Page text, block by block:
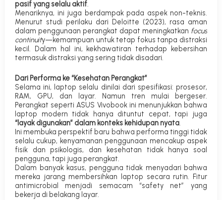
pasif yang selalu aktif.
Menariknya, ini juga berdampak pada aspek non-teknis.
Menurut studi perilaku dari Deloitte (2023), rasa aman
dalam penggunaan perangkat dapat meningkatkan focus
continuity—kemampuan untuk tetap fokus tanpa distraksi
kecil. Dalam hal ini, kekhawatiran terhadap kebersihan
termasuk distraksi yang sering tidak disadari.
Dari Performa ke “Kesehatan Perangkat”
Selama ini, laptop selalu dinilai dari spesifikasi: prosesor,
RAM, GPU, dan layar. Namun tren mulai bergeser.
Perangkat seperti ASUS Vivobook ini menunjukkan bahwa
laptop modern tidak hanya dituntut cepat, tapi juga
“layak digunakan” dalam konteks kehidupan nyata.
Ini membuka perspektif baru bahwa performa tinggi tidak
selalu cukup, kenyamanan penggunaan mencakup aspek
fisik dan psikologis, dan kesehatan tidak hanya soal
pengguna, tapi juga perangkat.
Dalam banyak kasus, pengguna tidak menyadari bahwa
mereka jarang membersihkan laptop secara rutin. Fitur
antimicrobial menjadi semacam “safety net” yang
bekerja di belakang layar.